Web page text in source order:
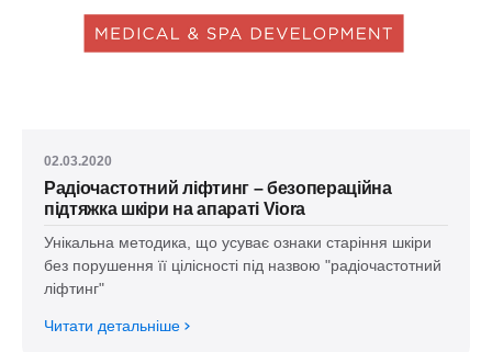
02.03.2020
Радіочастотний ліфтинг – безопераційна
підтяжка шкіри на апараті Viora
Унікальна методика, що усуває ознаки старіння шкіри
без порушення її цілісності під назвою "радіочастотний
ліфтинг"
Читати детальніше